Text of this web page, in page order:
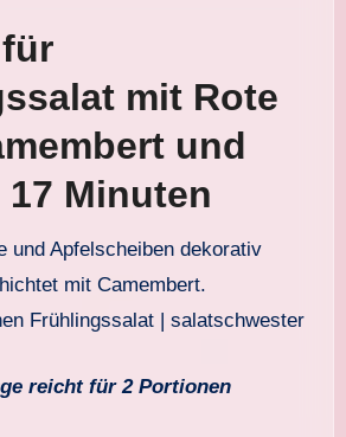
mit Rote
und
17 Minuten
Frühlingssalat | salatschwester
reicht für 2 Portionen